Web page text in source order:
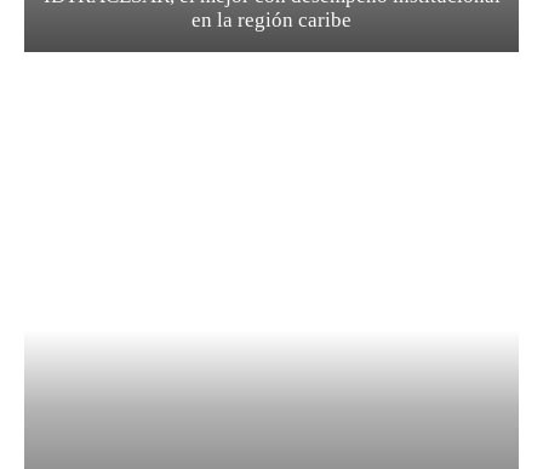
en la región caribe